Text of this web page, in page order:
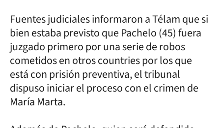
Fuentes judiciales informaron a Télam que si
bien estaba previsto que Pachelo (45) fuera
juzgado primero por una serie de robos
cometidos en otros countries por los que
está con prisión preventiva, el tribunal
dispuso iniciar el proceso con el crimen de
María Marta.